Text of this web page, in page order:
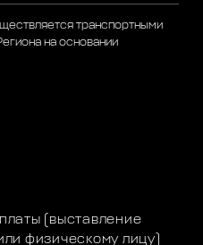
транспортными
на основании
(выставление
физическому лицу)